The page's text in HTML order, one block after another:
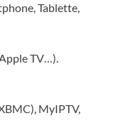
Tablette,
TV…).
MyIPTV,